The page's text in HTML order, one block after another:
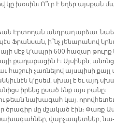
կը խօ­սին։ Ո՞ւր է ե­ղեր այս­քան
Էր­տո­ղան անդ­րա­դար­ձաւ
Ֆրան­սան, ի՞նչ յե­նա­րա­նով
մէջ կ՚ապ­րի 600 հա­զար թուրք
քա­ղա­քա­ցին է։ Այ­սինքն, ա­նոնց
հա­շուի չառ­նե­լով այս­պի­սի քայլ
կ՚ը­սեմ, սխալ է եւ այդ
ի­րենց ը­սած ենք այս բա­նը։
նա­խա­գահ կայ,
ծրա­գիր մը մշա­կած էին։ Փառք
նա­խա­գահ­ներ, վար­չա­պետ­ներ, նա­